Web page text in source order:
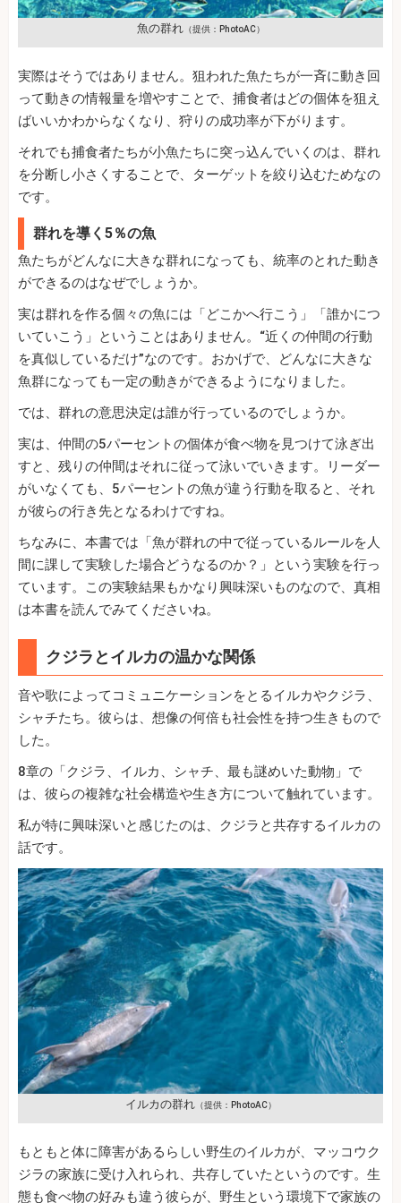
魚の群れ（提供：PhotoAC）
実際はそうではありません。狙われた魚たちが一斉に動き回
って動きの情報量を増やすことで、捕食者はどの個体を狙え
ばいいかわからなくなり、狩りの成功率が下がります。
それでも捕食者たちが小魚たちに突っ込んでいくのは、群れ
を分断し小さくすることで、ターゲットを絞り込むためなの
です。
群れを導く5％の魚
魚たちがどんなに大きな群れになっても、統率のとれた動き
ができるのはなぜでしょうか。
実は群れを作る個々の魚には「どこかへ行こう」「誰かにつ
いていこう」ということはありません。“近くの仲間の行動
を真似しているだけ”なのです。おかげで、どんなに大きな
魚群になっても一定の動きができるようになりました。
では、群れの意思決定は誰が行っているのでしょうか。
実は、仲間の5パーセントの個体が食べ物を見つけて泳ぎ出
すと、残りの仲間はそれに従って泳いでいきます。リーダー
がいなくても、5パーセントの魚が違う行動を取ると、それ
が彼らの行き先となるわけですね。
ちなみに、本書では「魚が群れの中で従っているルールを人
間に課して実験した場合どうなるのか？」という実験を行っ
ています。この実験結果もかなり興味深いものなので、真相
は本書を読んでみてくださいね。
クジラとイルカの温かな関係
音や歌によってコミュニケーションをとるイルカやクジラ、
シャチたち。彼らは、想像の何倍も社会性を持つ生きもので
した。
8章の「クジラ、イルカ、シャチ、最も謎めいた動物」で
は、彼らの複雑な社会構造や生き方について触れています。
私が特に興味深いと感じたのは、クジラと共存するイルカの
話です。
イルカの群れ（提供：PhotoAC）
もともと体に障害があるらしい野生のイルカが、マッコウク
ジラの家族に受け入れられ、共存していたというのです。生
態も食べ物の好みも違う彼らが、野生という環境下で家族の